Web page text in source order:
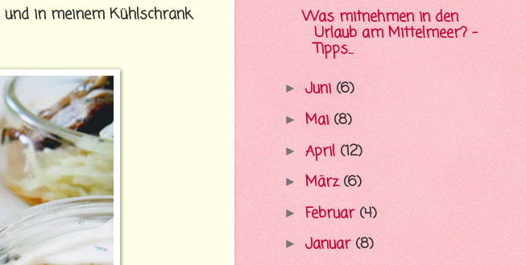
in meinem Kühlschrank
Was mitnehmen in den
Urlaub am Mittelmeer? -
Tipps...
► Juni (6)
► Mai (8)
► April (12)
► März(6)
► Februar (4)
► Januar (8)